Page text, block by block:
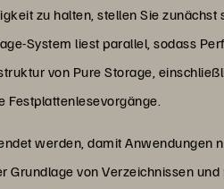
zu halten, stellen Sie zunächst
System liest parallel, sodass
von Pure Storage,
werden, damit Anwendungen
von Verzeichnissen